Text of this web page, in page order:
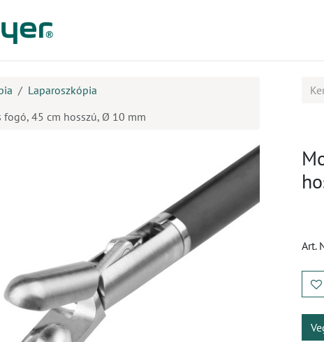
Laparoszkópia
45 cm hosszú, Ø 10 mm
Art.